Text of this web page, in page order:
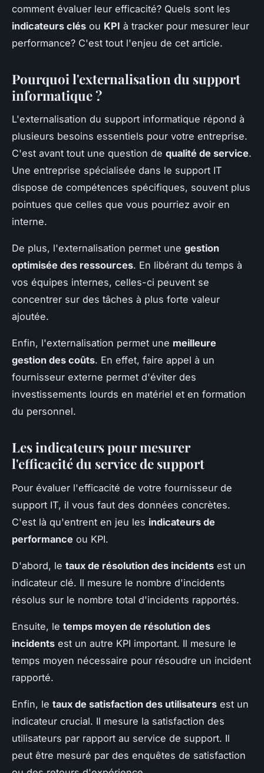
comment évaluer leur efficacité? Quels sont les
indicateurs clés ou KPI à tracker pour mesurer leur
performance? C'est tout l'enjeu de cet article.
Pourquoi l'externalisation du support
informatique ?
L'externalisation du support informatique répond à
plusieurs besoins essentiels pour votre entreprise.
C'est avant tout une question de qualité de service.
Une entreprise spécialisée dans le support IT
dispose de compétences spécifiques, souvent plus
pointues que celles que vous pourriez avoir en
interne.
De plus, l'externalisation permet une gestion
optimisée des ressources. En libérant du temps à
vos équipes internes, celles-ci peuvent se
concentrer sur des tâches à plus forte valeur
ajoutée.
Enfin, l'externalisation permet une meilleure
gestion des coûts. En effet, faire appel à un
fournisseur externe permet d'éviter des
investissements lourds en matériel et en formation
du personnel.
Les indicateurs pour mesurer
l'efficacité du service de support
Pour évaluer l'efficacité de votre fournisseur de
support IT, il vous faut des données concrètes.
C'est là qu'entrent en jeu les indicateurs de
performance ou KPI.
D'abord, le taux de résolution des incidents est un
indicateur clé. Il mesure le nombre d'incidents
résolus sur le nombre total d'incidents rapportés.
Ensuite, le temps moyen de résolution des
incidents est un autre KPI important. Il mesure le
temps moyen nécessaire pour résoudre un incident
rapporté.
Enfin, le taux de satisfaction des utilisateurs est un
indicateur crucial. Il mesure la satisfaction des
utilisateurs par rapport au service de support. Il
peut être mesuré par des enquêtes de satisfaction